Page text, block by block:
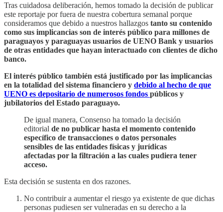
Tras cuidadosa deliberación, hemos tomado la decisión de publicar
este reportaje por fuera de nuestra cobertura semanal porque
consideramos que debido a nuestros hallazgos tanto su contenido
como sus implicancias son de interés público para millones de
paraguayos y paraguayas usuarios de UENO Bank y usuarios
de otras entidades que hayan interactuado con clientes de dicho
banco.
El interés público también está justificado por las implicancias
en la totalidad del sistema financiero y debido al hecho de que
UENO es depositario de numerosos fondos públicos y
jubilatorios del Estado paraguayo.
De igual manera, Consenso ha tomado la decisión
editorial de no publicar hasta el momento contenido
específico de transacciones o datos personales
sensibles de las entidades físicas y jurídicas
afectadas por la filtración a las cuales pudiera tener
acceso.
Esta decisión se sustenta en dos razones.
No contribuir a aumentar el riesgo ya existente de que dichas
personas pudiesen ser vulneradas en su derecho a la